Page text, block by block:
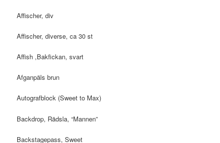
Affischer, div
Affischer, diverse, ca 30 st
Affish ,Bakfickan, svart
Afganpäls brun
Autografblock (Sweet to Max)
Backdrop, Rädsla, “Mannen”
Backstagepass, Sweet